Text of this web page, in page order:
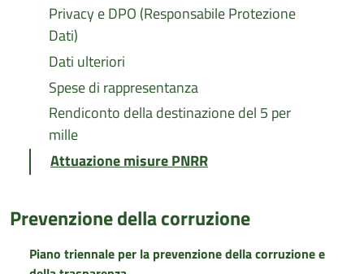
Privacy e DPO (Responsabile Protezione
Dati)
Dati ulteriori
Spese di rappresentanza
Rendiconto della destinazione del 5 per
mille
Attuazione misure PNRR
Prevenzione della corruzione
Piano triennale per la prevenzione della corruzione e